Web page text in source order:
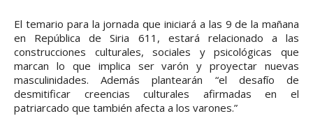
El temario para la jornada que iniciará a las 9 de la mañana
en República de Siria 611, estará relacionado a las
construcciones culturales, sociales y psicológicas que
marcan lo que implica ser varón y proyectar nuevas
masculinidades. Además plantearán “el desafío de
desmitificar creencias culturales afirmadas en el
patriarcado que también afecta a los varones.”